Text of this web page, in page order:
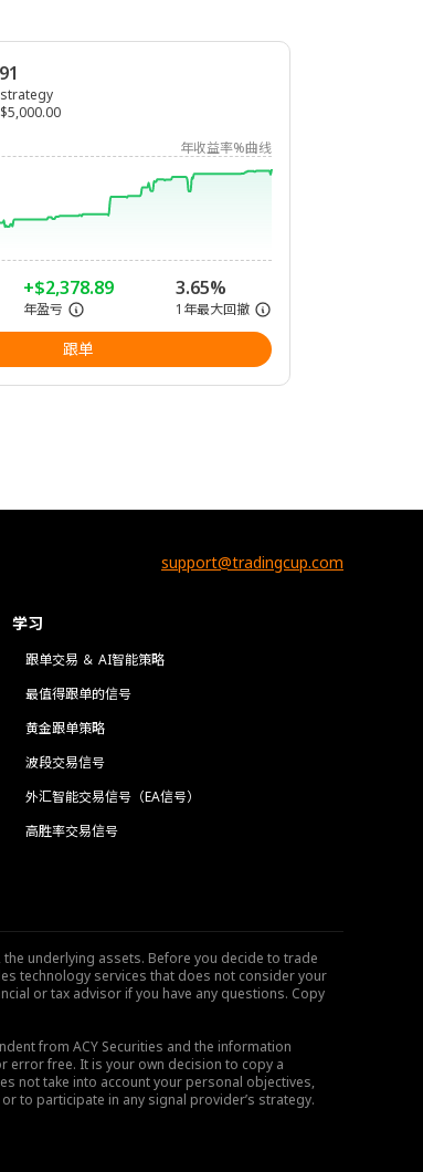
$5,000.00
年收益率%曲线
+$2,378.89
年盈亏
3.65%
1年最大回撤
跟单
support@tradingcup.com
学习
跟单交易 ＆ AI智能策略
最值得跟单的信号
黄金跟单策略
波段交易信号
外汇智能交易信号（EA信号）
高胜率交易信号
underlying assets. Before you decide to trade
technology services that does not consider your
or tax advisor if you have any questions. Copy
from ACY Securities and the information
error free. It is your own decision to copy a
not take into account your personal objectives,
to participate in any signal provider’s strategy.